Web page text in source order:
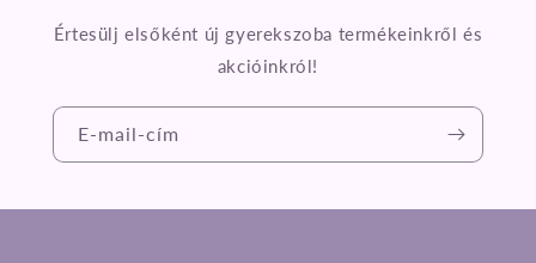
Értesülj elsőként új gyerekszoba termékeinkről és
akcióinkról!
E-mail-cím